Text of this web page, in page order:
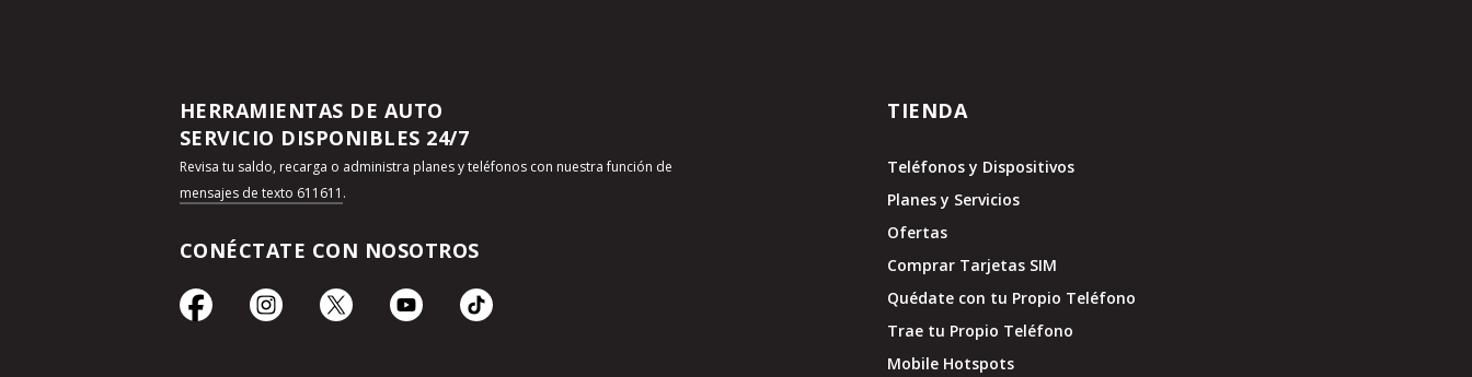
HERRAMIENTAS DE AUTO
SERVICIO DISPONIBLES 24/7
Revisa tu saldo, recarga o administra planes y teléfonos con nuestra función de
mensajes de texto 611611 .
CONÉCTATE CON NOSOTROS
TIENDA
Teléfonos y Dispositivos
Planes y Servicios
Ofertas
Comprar Tarjetas SIM
Quédate con tu Propio Teléfono
Trae tu Propio Teléfono
Mobile Hotspots